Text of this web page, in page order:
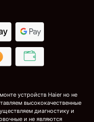
устройств Haier но не
высококачественные
диагностику и
и не являются